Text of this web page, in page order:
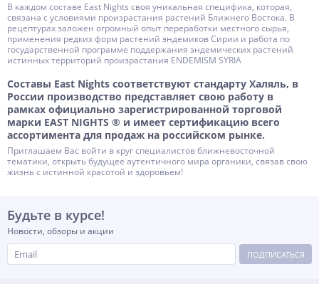
В каждом составе East Nights своя уникальная специфика, которая,
связана с условиями произрастания растений Ближнего Востока. В
рецептурах заложен огромный опыт переработки местного сырья,
применения редких форм растений эндемиков Сирии и работа по
государственной программе поддержания эндемических растений
истинных территорий произрастания ENDEMISM SYRIA
Составы East Nights соответствуют стандарту Халяль, в
России производство представляет свою работу в
рамках официально зарегистрированной торговой
марки EAST NIGHTS ® и имеет сертификацию всего
ассортимента для продаж на российском рынке.
Приглашаем Вас войти в круг специалистов ближневосточной
тематики, открыть будущее аутентичного мира органики, связав свою
жизнь с истинной красотой и здоровьем!
Будьте в курсе!
Новости, обзоры и акции
ПОДПИСАТЬСЯ